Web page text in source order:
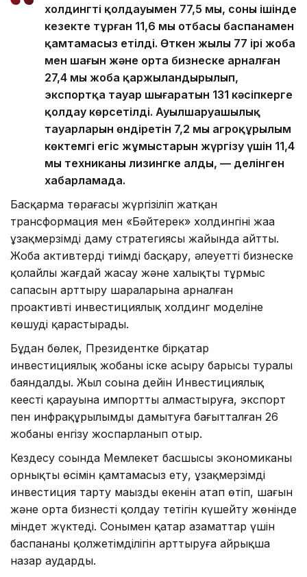
холдингтің қолдауымен 77,5 мың, соның ішінде
кезекте тұрған 11,6 мың отбасы баспанамен
қамтамасыз етілді. Өткен жылы 77 ірі жоба
мен шағын және орта бизнеске арналған
27,4 мың жоба қаржыландырылып,
экспортқа тауар шығаратын 131 кәсіпкерге
қолдау көрсетілді. Ауылшаруашылық
тауарларын өндіретін 7,2 мың агроқұрылым
көктемгі егіс жұмыстарын жүргізу үшін 11,4
мың техниканы лизингке алды, — делінген
хабарламада.
Басқарма төрағасы жүргізіліп жатқан
трансформация мен «Бәйтерек» холдингінің жаңа
ұзақмерзімді даму стратегиясы жайында айтты.
Жоба активтерді тиімді басқару, әлеуетті бизнеске
қолайлы жағдай жасау және халықтың тұрмыс
сапасын арттыру шараларына арналған
проактивті инвестициялық холдинг моделіне
көшуді қарастырады.
Бұдан бөлек, Президентке бірқатар
инвестициялық жобаны іске асыру барысы туралы
баяндалды. Жыл соңына дейін Инвестициялық
кеңестің қарауына импортты алмастыруға, экспорт
пен инфрақұрылымды дамытуға бағытталған 26
жобаны енгізу жоспарланып отыр.
Кездесу соңында Мемлекет басшысы экономиканың
орнықты өсімін қамтамасыз ету, ұзақмерзімді
инвестиция тарту маңызды екенін атап өтіп, шағын
және орта бизнесті қолдау тетігін күшейту жөнінде
міндет жүктеді. Сонымен қатар азаматтар үшін
баспананың қолжетімділігін арттыруға айрықша
назар аударды.